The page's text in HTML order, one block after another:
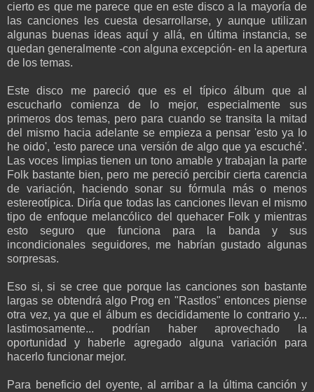
cierto es que me parece que en este disco a la mayoría de
las canciones les cuesta desarrollarse, y aunque utilizan
algunas buenas ideas aquí y allá, en última instancia, se
quedan generalmente -con alguna excepción- en la apertura
de los temas.
Este disco me pareció que es el típico álbum que al
escucharlo comienza de lo mejor, especialmente sus
primeros dos temas, pero para cuando se transita la mitad
del mismo hacia adelante se empieza a pensar 'esto ya lo
he oido', 'esto parece una versión de algo que ya escuché'.
Las voces limpias tienen un tono amable y trabajan la parte
Folk bastante bien, pero me pereció percibir cierta carencia
de variación, haciendo sonar su fórmula más o menos
estereotípica. Diría que todas las canciones llevan el mismo
tipo de enfoque melancólico del quehacer Folk y mientras
esto seguro que funciona para la banda y sus
incondicionales seguidores, me habrían gustado algunas
sorpresas.
Eso si, si se cree que porque las canciones son bastante
largas se obtendrá algo Prog en "Rastlos" entonces piense
otra vez, ya que el álbum es decididamente lo contrario y...
lastimosamente... podrían haber aprovechado la
oportunidad y haberle agregado alguna variación para
hacerlo funcionar mejor.
Para beneficio del oyente, al arribar a la última canción y